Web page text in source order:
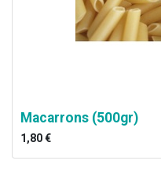
Macarrons (500gr)
1,80€